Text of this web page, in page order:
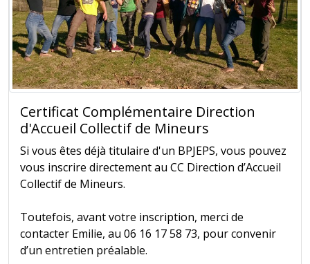
Certificat Complémentaire Direction
d'Accueil Collectif de Mineurs
Si vous êtes déjà titulaire d'un BPJEPS, vous pouvez
vous inscrire directement au CC Direction d’Accueil
Collectif de Mineurs.
Toutefois, avant votre inscription, merci de
contacter Emilie, au 06 16 17 58 73, pour convenir
d’un entretien préalable.